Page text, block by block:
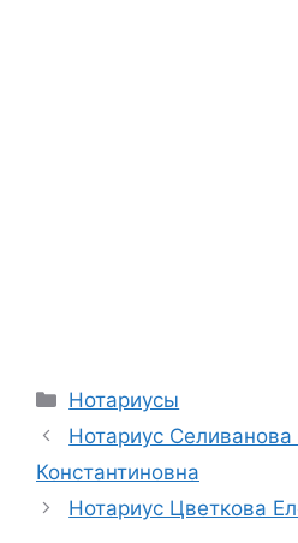
Рубрики
Нотариусы
Нотариус
Константиновна
Нотариус Цветкова